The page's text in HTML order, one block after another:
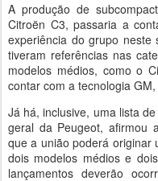
A produção de
Citroën C3, passaria a
experiência do grupo neste
tiveram referências nas
modelos médios, como o
contar com a tecnologia
Já há, inclusive, uma lista
geral da Peugeot, afirmou
que a união poderá originar
dois modelos médios e
lançamentos deverão